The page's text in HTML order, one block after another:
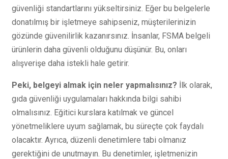
güvenliği standartlarını yükseltirsiniz. Eğer bu belgelerle
donatılmış bir işletmeye sahipseniz, müşterilerinizin
gözünde güvenilirlik kazanırsınız. İnsanlar, FSMA belgeli
ürünlerin daha güvenli olduğunu düşünür. Bu, onları
alışverişe daha istekli hale getirir.
Peki, belgeyi almak için neler yapmalısınız? İlk olarak,
gıda güvenliği uygulamaları hakkında bilgi sahibi
olmalısınız. Eğitici kurslara katılmak ve güncel
yönetmeliklere uyum sağlamak, bu süreçte çok faydalı
olacaktır. Ayrıca, düzenli denetimlere tabi olmanız
gerektiğini de unutmayın. Bu denetimler, işletmenizin